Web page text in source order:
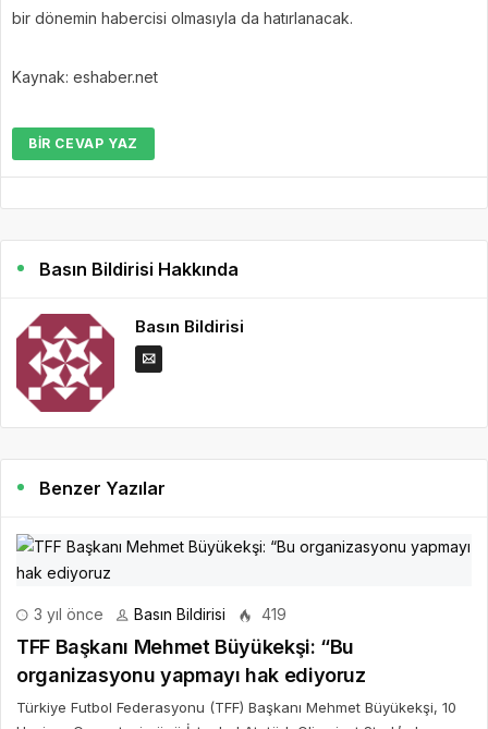
bir dönemin habercisi olmasıyla da hatırlanacak.
Kaynak: eshaber.net
BIR CEVAP YAZ
Basın Bildirisi Hakkında
Basın Bildirisi
Benzer Yazılar
3 yıl önce Basın Bildirisi 419
TFF Başkanı Mehmet Büyükekşi: “Bu
organizasyonu yapmayı hak ediyoruz
Türkiye Futbol Federasyonu (TFF) Başkanı Mehmet Büyükekşi, 10